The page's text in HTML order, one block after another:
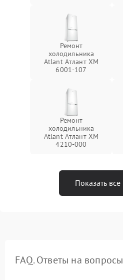
Ремонт
холодильника
Atlant Атлант ХМ
6001-107
Ремонт
холодильника
Atlant Атлант ХМ
4210-000
Показать
FAQ. Ответы на вопросы